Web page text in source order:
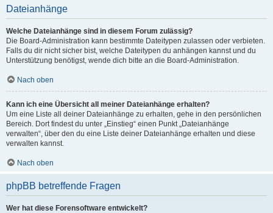
Dateianhänge
Welche Dateianhänge sind in diesem Forum zulässig?
Die Board-Administration kann bestimmte Dateitypen zulassen oder verbieten.
Falls du dir nicht sicher bist, welche Dateitypen du anhängen kannst und du
Unterstützung benötigst, wende dich bitte an die Board-Administration.
Nach oben
Kann ich eine Übersicht all meiner Dateianhänge erhalten?
Um eine Liste all deiner Dateianhänge zu erhalten, gehe in den persönlichen
Bereich. Dort findest du unter „Einstieg“ einen Punkt „Dateianhänge
verwalten“, über den du eine Liste deiner Dateianhänge erhalten und diese
verwalten kannst.
Nach oben
phpBB betreffende Fragen
Wer hat diese Forensoftware entwickelt?